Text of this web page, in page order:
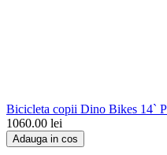
Bicicleta copii Dino Bikes 14`
1060.00 lei
Adauga in cos